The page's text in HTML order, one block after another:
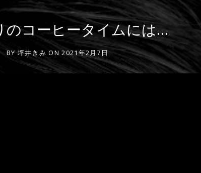
のコーヒータイムには…
BY 坪井きみ ON 2021年2月7日